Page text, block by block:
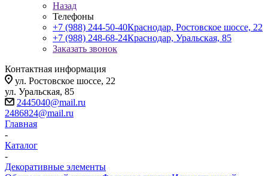
Назад
Телефоны
+7 (988) 244-50-40Краснодар, Ростовское шоссе, 22
+7 (988) 248-68-24Краснодар, Уральская, 85
Заказать звонок
Контактная информация
ул. Ростовское шоссе, 22
ул. Уральская, 85
2445040@mail.ru
2486824@mail.ru
Главная
-
Каталог
-
Декоративные элементы